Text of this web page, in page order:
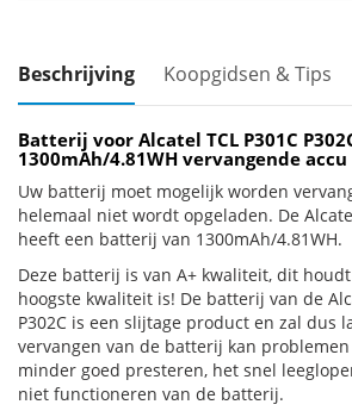
Beschrijving Koopgidsen & Tips
Batterij voor Alcatel TCL P301C
1300mAh/4.81WH vervangende accu
Uw batterij moet mogelijk worden
helemaal niet wordt opgeladen. De
heeft een batterij van 1300mAh/4.81WH.
Deze batterij is van A+ kwaliteit, dit
hoogste kwaliteit is! De batterij van de
P302C is een slijtage product en zal dus
vervangen van de batterij kan
minder goed presteren, het snel
niet functioneren van de batterij.